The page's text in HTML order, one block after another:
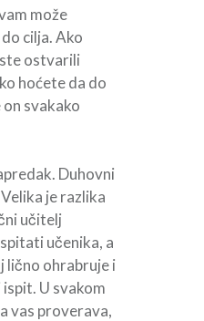
može
cilja. Ako
ostvarili
hoćete da do
svakako
Duhovni
je razlika
učitelj
učenika, a
ohrabruje i
U svakom
vas proverava,